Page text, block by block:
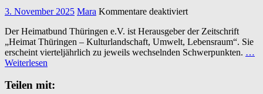
3. November 2025 Mara Kommentare deaktiviertfür
Heimat
Thüringen
Der Heimatbund Thüringen e.V. ist Herausgeber der Zeitschrift
„Heimat Thüringen – Kulturlandschaft, Umwelt, Lebensraum“. Sie
erscheint vierteljährlich zu jeweils wechselnden Schwerpunkten. …
Weiterlesen
Teilen mit: